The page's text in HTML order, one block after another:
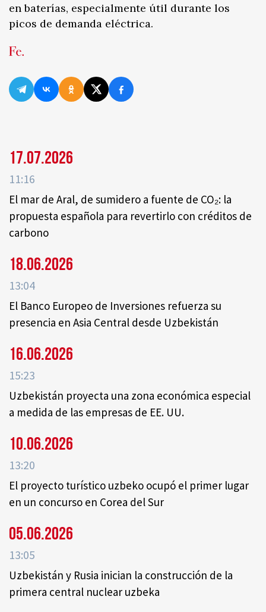
en baterías, especialmente útil durante los
picos de demanda eléctrica.
17.07.2026
11:16
El mar de Aral, de sumidero a fuente de CO₂: la
propuesta española para revertirlo con créditos de
carbono
18.06.2026
13:04
El Banco Europeo de Inversiones refuerza su
presencia en Asia Central desde Uzbekistán
16.06.2026
15:23
Uzbekistán proyecta una zona económica especial
a medida de las empresas de EE. UU.
10.06.2026
13:20
El proyecto turístico uzbeko ocupó el primer lugar
en un concurso en Corea del Sur
05.06.2026
13:05
Uzbekistán y Rusia inician la construcción de la
primera central nuclear uzbeka